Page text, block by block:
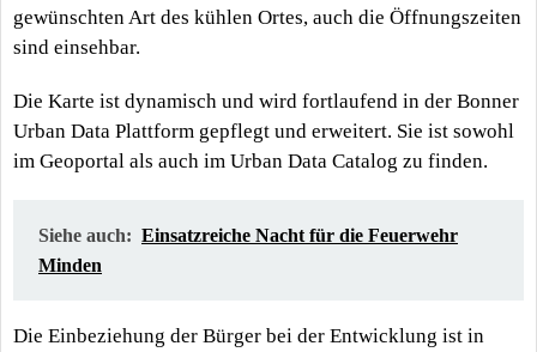
gewünschten Art des kühlen Ortes, auch die Öffnungszeiten
sind einsehbar.
Die Karte ist dynamisch und wird fortlaufend in der Bonner
Urban Data Plattform gepflegt und erweitert. Sie ist sowohl
im Geoportal als auch im Urban Data Catalog zu finden.
Siehe auch: Einsatzreiche Nacht für die Feuerwehr
Minden
Die Einbeziehung der Bürger bei der Entwicklung ist in